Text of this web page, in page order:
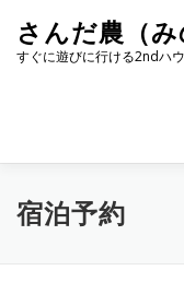
キ
さんだ農（
すぐに遊びに行ける2ndハ
宿泊予約